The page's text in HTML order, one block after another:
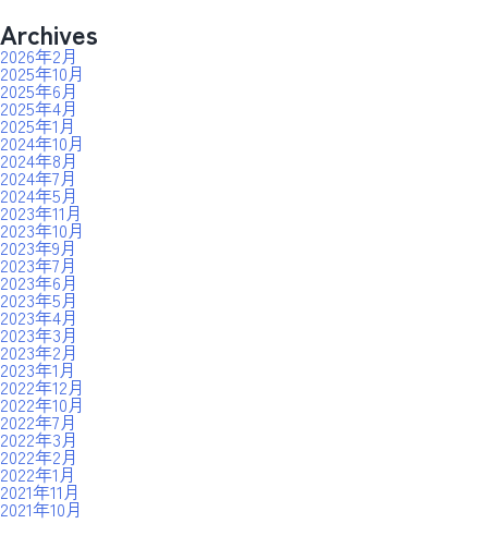
Archives
2026年2月
2025年10月
2025年6月
2025年4月
2025年1月
2024年10月
2024年8月
2024年7月
2024年5月
2023年11月
2023年10月
2023年9月
2023年7月
2023年6月
2023年5月
2023年4月
2023年3月
2023年2月
2023年1月
2022年12月
2022年10月
2022年7月
2022年3月
2022年2月
2022年1月
2021年11月
2021年10月